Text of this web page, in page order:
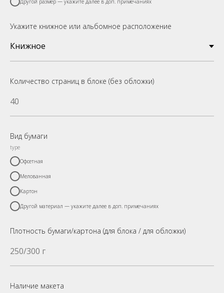
Другой размер — укажите далее в доп. примечаниях
Укажите книжное или альбомное расположение
Количество страниц в блоке (без обложки)
Вид бумаги
type
Офсетная
Мелованная
Картон
Другой материал — укажите далее в доп. примечаниях
Плотность бумаги/картона (для блока / для обложки)
Наличие макета